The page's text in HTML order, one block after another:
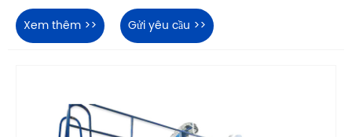
Xem thêm >> Gửi yêu cầu >>